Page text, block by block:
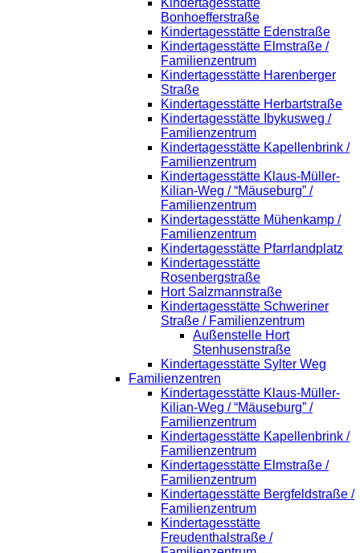
Bonhoefferstraße
Kindertagesstätte Edenstraße
Kindertagesstätte Elmstraße /
Familienzentrum
Kindertagesstätte Harenberger
Straße
Kindertagesstätte Herbartstraße
Kindertagesstätte Ibykusweg /
Familienzentrum
Kindertagesstätte Kapellenbrink /
Familienzentrum
Kindertagesstätte Klaus-Müller-
Kilian-Weg / “Mäuseburg” /
Familienzentrum
Kindertagesstätte Mühenkamp /
Familienzentrum
Kindertagesstätte Pfarrlandplatz
Kindertagesstätte
Rosenbergstraße
Hort Salzmannstraße
Kindertagesstätte Schweriner
Straße / Familienzentrum
Außenstelle Hort
Stenhusenstraße
Kindertagesstätte Sylter Weg
Familienzentren
Kindertagesstätte Klaus-Müller-
Kilian-Weg / “Mäuseburg” /
Familienzentrum
Kindertagesstätte Kapellenbrink /
Familienzentrum
Kindertagesstätte Elmstraße /
Familienzentrum
Kindertagesstätte Bergfeldstraße /
Familienzentrum
Kindertagesstätte
Freudenthalstraße /